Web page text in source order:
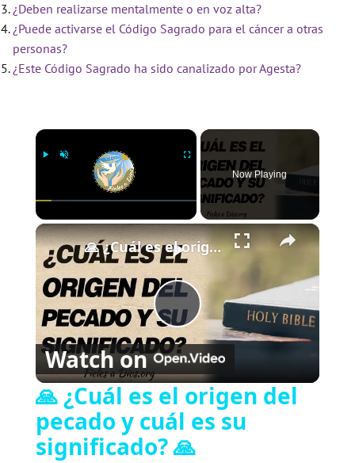
¿Deben realizarse mentalmente o en voz alta?
¿Puede activarse el Código Sagrado para el cáncer a otras
personas?
¿Este Código Sagrado ha sido canalizado por Agesta?
×
Play Unmute Fullscreen
Now Playing
×
P
l
🙏 ¿Cuál es el origen del pecado y cuál es su significado? 🙏
Watch on
🙏 ¿Cuál es el origen del
pecado y cuál es su
significado? 🙏